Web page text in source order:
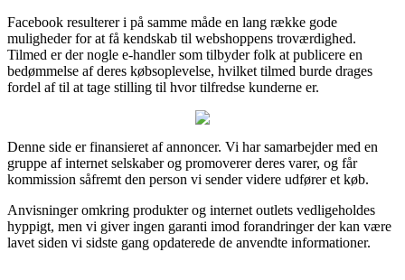
Facebook resulterer i på samme måde en lang række gode
muligheder for at få kendskab til webshoppens troværdighed.
Tilmed er der nogle e-handler som tilbyder folk at publicere en
bedømmelse af deres købsoplevelse, hvilket tilmed burde drages
fordel af til at tage stilling til hvor tilfredse kunderne er.
Denne side er finansieret af annoncer. Vi har samarbejder med en
gruppe af internet selskaber og promoverer deres varer, og får
kommission såfremt den person vi sender videre udfører et køb.
Anvisninger omkring produkter og internet outlets vedligeholdes
hyppigt, men vi giver ingen garanti imod forandringer der kan være
lavet siden vi sidste gang opdaterede de anvendte informationer.